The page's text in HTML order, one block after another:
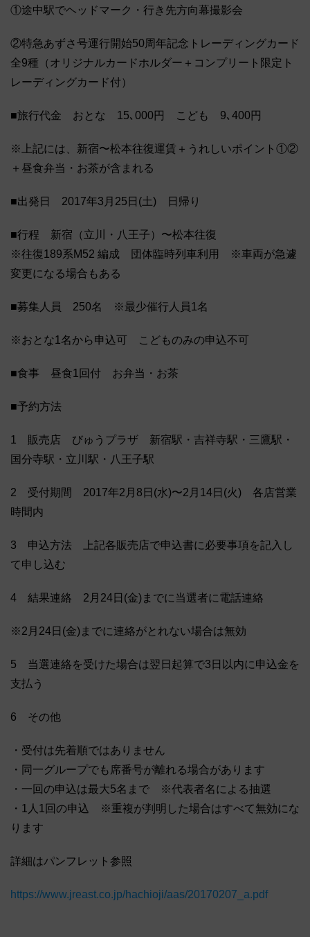
①途中駅でヘッドマーク・行き先方向幕撮影会
②特急あずさ号運行開始50周年記念トレーディングカード
全9種（オリジナルカードホルダー＋コンプリート限定ト
レーディングカード付）
■旅行代金 おとな 15､000円 こども 9､400円
※上記には、新宿〜松本往復運賃＋うれしいポイント①②
＋昼食弁当・お茶が含まれる
■出発日 2017年3月25日(土) 日帰り
■行程 新宿（立川・八王子）〜松本往復
※往復189系M52 編成 団体臨時列車利用 ※車両が急遽
変更になる場合もある
■募集人員 250名 ※最少催行人員1名
※おとな1名から申込可 こどものみの申込不可
■食事 昼食1回付 お弁当・お茶
■予約方法
1 販売店 びゅうプラザ 新宿駅・吉祥寺駅・三鷹駅・
国分寺駅・立川駅・八王子駅
2 受付期間 2017年2月8日(水)〜2月14日(火) 各店営業
時間内
3 申込方法 上記各販売店で申込書に必要事項を記入し
て申し込む
4 結果連絡 2月24日(金)までに当選者に電話連絡
※2月24日(金)までに連絡がとれない場合は無効
5 当選連絡を受けた場合は翌日起算で3日以内に申込金を
支払う
6 その他
・受付は先着順ではありません
・同一グループでも席番号が離れる場合があります
・一回の申込は最大5名まで ※代表者名による抽選
・1人1回の申込 ※重複が判明した場合はすべて無効にな
ります
詳細はパンフレット参照
https://www.jreast.co.jp/hachioji/aas/20170207_a.pdf